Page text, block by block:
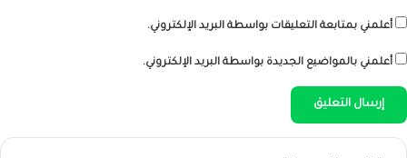
أعلمني بمتابعة التعليقات بواسطة البريد الإلكتروني.
أعلمني بالمواضيع الجديدة بواسطة البريد الإلكتروني.